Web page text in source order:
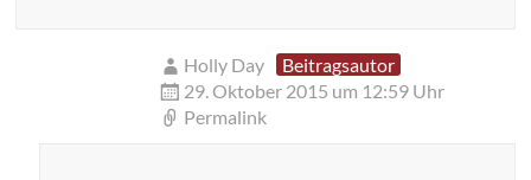
Holly Day
Beitragsautor
29. Oktober 2015 um 12:59 Uhr
Permalink